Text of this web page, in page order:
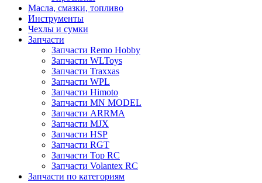
Масла, смазки, топливо
Инструменты
Чехлы и сумки
Запчасти
Запчасти Remo Hobby
Запчасти WLToys
Запчасти Traxxas
Запчасти WPL
Запчасти Himoto
Запчасти MN MODEL
Запчасти ARRMA
Запчасти MJX
Запчасти HSP
Запчасти RGT
Запчасти Top RC
Запчасти Volantex RC
Запчасти по категориям